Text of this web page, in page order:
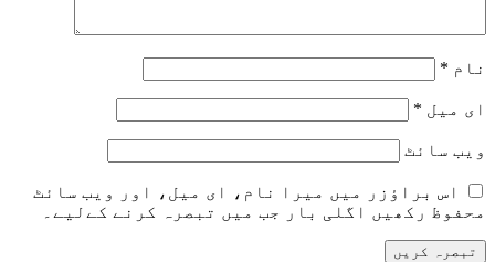
نام *
ای میل *
ویب‌ سائٹ
اس براؤزر میں میرا نام، ای میل، اور ویب سائٹ
محفوظ رکھیں اگلی بار جب میں تبصرہ کرنے کےلیے۔